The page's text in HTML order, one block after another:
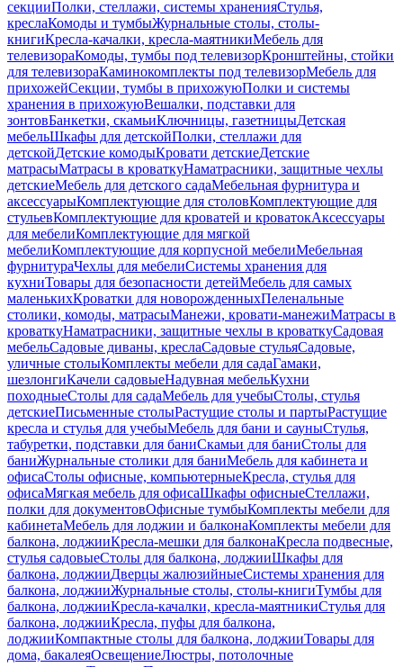
секцииПолки, стеллажи, системы храненияСтулья,
креслаКомоды и тумбыЖурнальные столы, столы-
книгиКресла-качалки, кресла-маятникиМебель для
телевизораКомоды, тумбы под телевизорКронштейны, стойки
для телевизораКаминокомплекты под телевизорМебель для
прихожейСекции, тумбы в прихожуюПолки и системы
хранения в прихожуюВешалки, подставки для
зонтовБанкетки, скамьиКлючницы, газетницыДетская
мебельШкафы для детскойПолки, стеллажи для
детскойДетские комодыКровати детскиеДетские
матрасыМатрасы в кроваткуНаматрасники, защитные чехлы
детскиеМебель для детского садаМебельная фурнитура и
аксессуарыКомплектующие для столовКомплектующие для
стульевКомплектующие для кроватей и кроватокАксессуары
для мебелиКомплектующие для мягкой
мебелиКомплектующие для корпусной мебелиМебельная
фурнитураЧехлы для мебелиСистемы хранения для
кухниТовары для безопасности детейМебель для самых
маленькихКроватки для новорожденныхПеленальные
столики, комоды, матрасыМанежи, кровати-манежиМатрасы в
кроваткуНаматрасники, защитные чехлы в кроваткуСадовая
мебельСадовые диваны, креслаСадовые стульяСадовые,
уличные столыКомплекты мебели для садаГамаки,
шезлонгиКачели садовыеНадувная мебельКухни
походныеСтолы для садаМебель для учебыСтолы, стулья
детскиеПисьменные столыРастущие столы и партыРастущие
кресла и стулья для учебыМебель для бани и сауныСтулья,
табуретки, подставки для баниСкамьи для баниСтолы для
баниЖурнальные столики для баниМебель для кабинета и
офисаСтолы офисные, компьютерныеКресла, стулья для
офисаМягкая мебель для офисаШкафы офисныеСтеллажи,
полки для документовОфисные тумбыКомплекты мебели для
кабинетаМебель для лоджии и балконаКомплекты мебели для
балкона, лоджииКресла-мешки для балконаКресла подвесные,
стулья садовыеСтолы для балкона, лоджииШкафы для
балкона, лоджииДверцы жалюзийныеСистемы хранения для
балкона, лоджииЖурнальные столы, столы-книгиТумбы для
балкона, лоджииКресла-качалки, кресла-маятникиСтулья для
балкона, лоджииКресла, пуфы для балкона,
лоджииКомпактные столы для балкона, лоджииТовары для
дома, бакалеяОсвещениеЛюстры, потолочные